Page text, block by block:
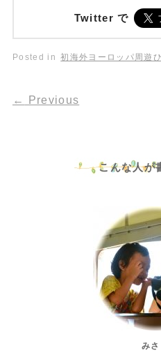
Twitter で
Posted in 初海外ヨーロッパ周遊
← Previous
こんな人が
みさ